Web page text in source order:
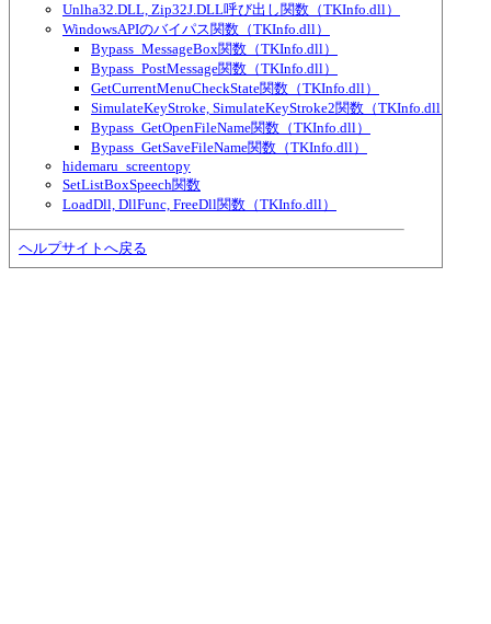
Unlha32.DLL, Zip32J.DLL呼び出し関数（TKInfo.dll）
WindowsAPIのバイパス関数（TKInfo.dll）
Bypass_MessageBox関数（TKInfo.dll）
Bypass_PostMessage関数（TKInfo.dll）
GetCurrentMenuCheckState関数（TKInfo.dll）
SimulateKeyStroke, SimulateKeyStroke2関数（TKInfo.dll）
Bypass_GetOpenFileName関数（TKInfo.dll）
Bypass_GetSaveFileName関数（TKInfo.dll）
hidemaru_screentopy
SetListBoxSpeech関数
LoadDll, DllFunc, FreeDll関数（TKInfo.dll）
ヘルプサイトへ戻る